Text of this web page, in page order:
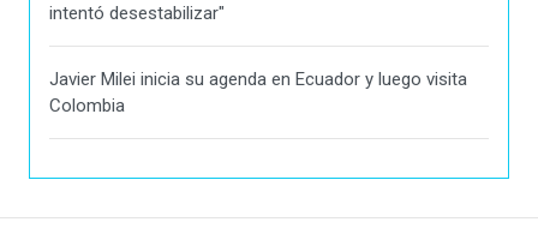
intentó desestabilizar"
Javier Milei inicia su agenda en Ecuador y luego visita
Colombia